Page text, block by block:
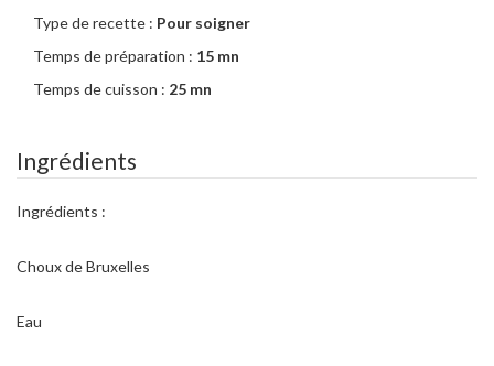
Type de recette : Pour soigner
Temps de préparation : 15 mn
Temps de cuisson : 25 mn
Ingrédients
Ingrédients :
Choux de Bruxelles
Eau